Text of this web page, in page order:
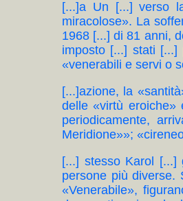
[...]a Un [...] verso
miracolose». La
1968 [...] di 81 anni,
imposto [...] stati
«venerabili e servi o
[...]azione, la
delle «virtù eroiche»
periodicamente,
Meridione»»;
[...] stesso Karol
persone più diverse.
«Venerabile»,